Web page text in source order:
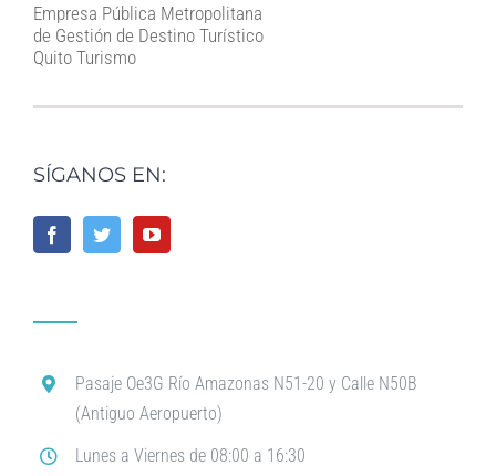
Empresa Pública Metropolitana
de Gestión de Destino Turístico
Quito Turismo
SÍGANOS EN:
Pasaje Oe3G Río Amazonas N51-20 y Calle N50B
(Antiguo Aeropuerto)
Lunes a Viernes de 08:00 a 16:30